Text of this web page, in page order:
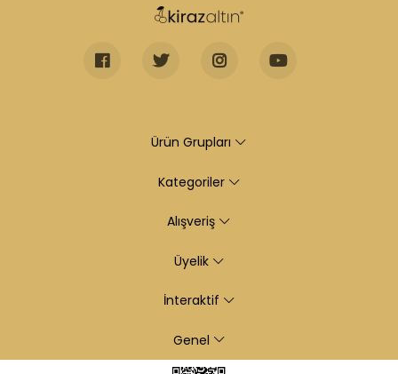
Ürün Grupları
Kategoriler
Alışveriş
Üyelik
İnteraktif
Genel